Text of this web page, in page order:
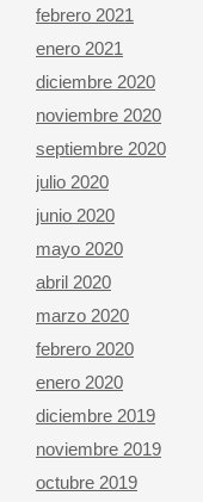
febrero 2021
enero 2021
diciembre 2020
noviembre 2020
septiembre 2020
julio 2020
junio 2020
mayo 2020
abril 2020
marzo 2020
febrero 2020
enero 2020
diciembre 2019
noviembre 2019
octubre 2019